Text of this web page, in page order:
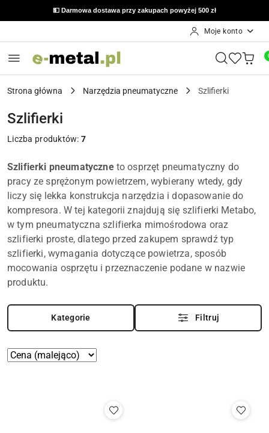
💵 Darmowa dostawa przy zakupach powyżej 500 zł
Moje konto
Strona główna Narzędzia pneumatyczne Szlifierki
Szlifierki
Liczba produktów:7
Szlifierki pneumatyczneto osprzęt pneumatyczny do
pracy ze sprężonym powietrzem, wybierany wtedy, gdy
liczy się lekka konstrukcja narzędzia i dopasowanie do
kompresora. W tej kategorii znajdują się szlifierki Metabo,
w tym pneumatyczna szlifierka mimośrodowa oraz
szlifierki proste, dlatego przed zakupem sprawdź typ
szlifierki, wymagania dotyczące powietrza, sposób
mocowania osprzętu i przeznaczenie podane w nazwie
produktu.
Kategorie Filtruj
Zastosowano
Sortuj